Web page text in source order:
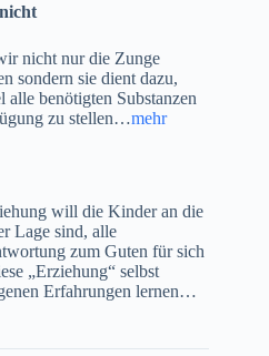
nicht nur die Zunge
sondern sie dient dazu,
benötigten Substanzen
zu stellen…mehr
will die Kinder an die
Lage sind, alle
zum Guten für sich
„Erziehung“ selbst
Erfahrungen lernen…